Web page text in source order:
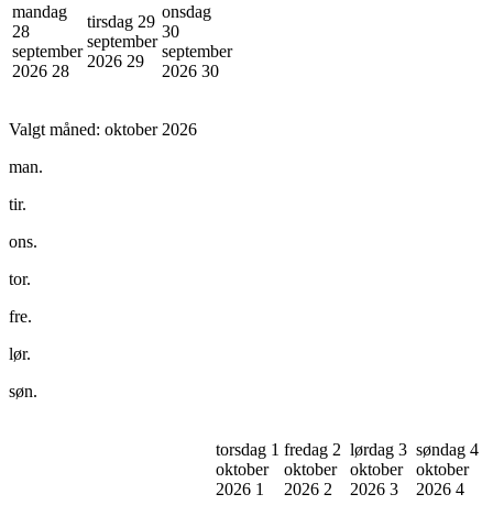
mandag
28
september
2026 28
tirsdag 29
september
2026 29
onsdag
30
september
2026 30
Valgt måned: oktober 2026
man.
tir.
ons.
tor.
fre.
lør.
søn.
torsdag 1
oktober
2026 1
fredag 2
oktober
2026 2
lørdag 3
oktober
2026 3
søndag 4
oktober
2026 4